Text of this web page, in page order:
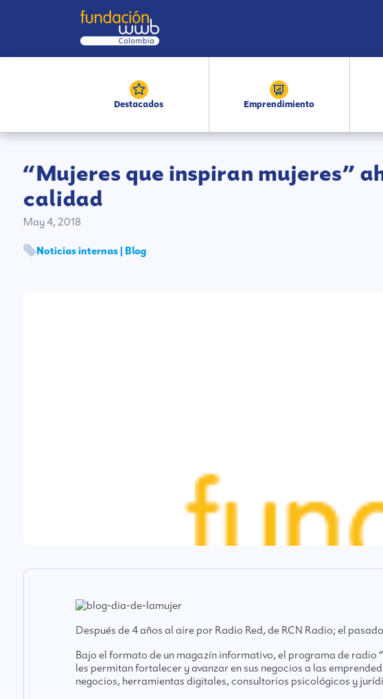
Destacados Emprendimiento
“Mujeres que inspiran mujeres”
calidad
May 4, 2018
Noticias internas | Blog
Después de 4 años al aire por Radio Red, de RCN Radio; el
Bajo el formato de un magazín informativo, el programa de
les permitan fortalecer y avanzar en sus negocios a las
negocios, herramientas digitales, consultorios psicológicos y